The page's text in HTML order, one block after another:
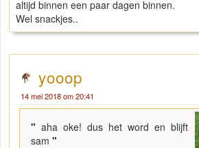
altijd binnen een paar dagen binnen.
Wel snackjes..
yooop
14 mei 2018 om 20:41
"aha oke! dus het word en blijft
sam "